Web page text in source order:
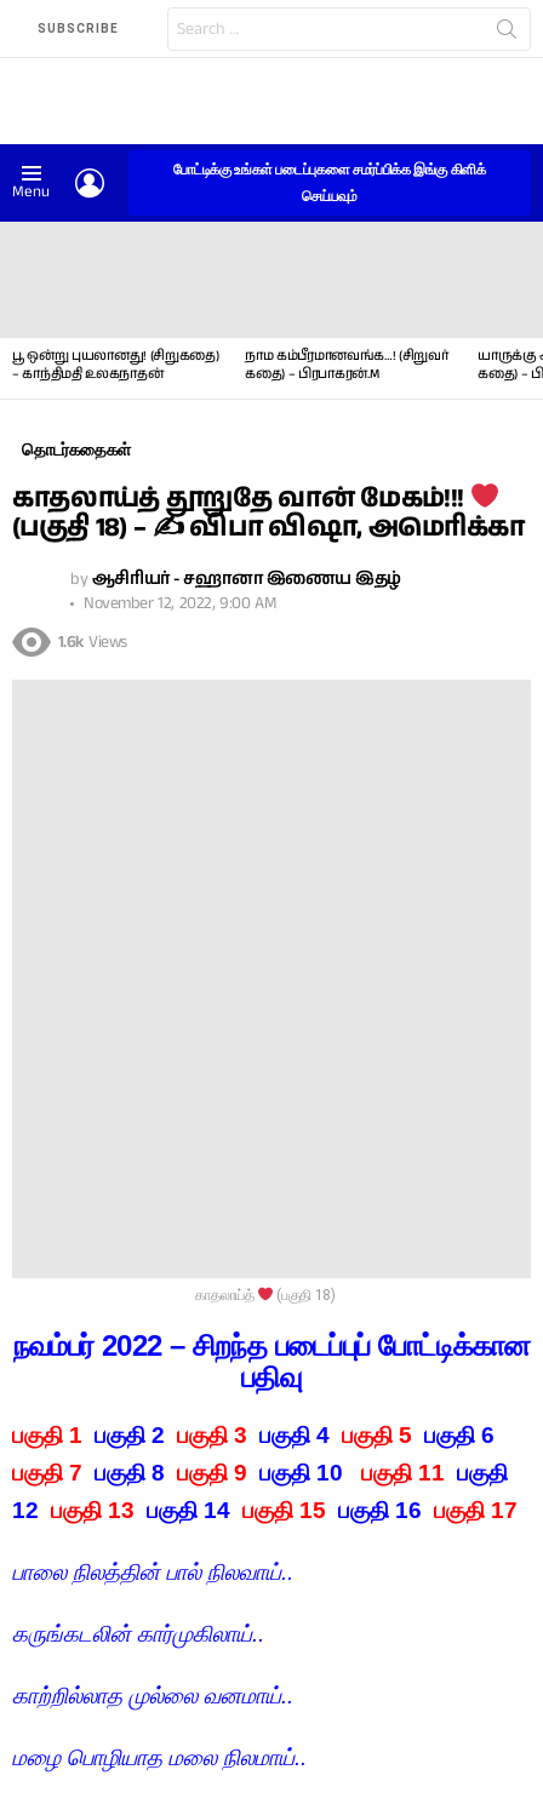
SUBSCRIBE
for:
Menu
போட்டிக்கு உங்கள் படைப்புகளை சமர்ப்பிக்க இங்கு கிளிக்
செய்யவும்
பூ ஒன்று புயலானது! (சிறுகதை)
– காந்திமதி உலகநாதன்
நாம கம்பீரமானவங்க…! (சிறுவர்
கதை) – பிரபாகரன்.M
யாருக்கு
கதை) –
தொடர்கதைகள்
காதலாய்த் தூறுதே வான் மேகம்!!!
(பகுதி 18) – ✍ விபா விஷா, அமெரிக்கா
byஆசிரியர் - சஹானா இணைய இதழ்
November 12, 2022, 9:00 AM
1.6k Views
காதலாய்த் (பகுதி 18)
நவம்பர் 2022 – சிறந்த படைப்புப் போட்டிக்கான
பதிவு
பகுதி 1 பகுதி 2 பகுதி 3 பகுதி 4 பகுதி 5 பகுதி 6
பகுதி 7 பகுதி 8 பகுதி 9 பகுதி 10 பகுதி 11 பகுதி
12 பகுதி 13 பகுதி 14 பகுதி 15 பகுதி 16 பகுதி 17
பாலை நிலத்தின் பால் நிலவாய்..
கருங்கடலின் கார்முகிலாய்..
காற்றில்லாத முல்லை வனமாய்..
மழை பொழியாத மலை நிலமாய்..